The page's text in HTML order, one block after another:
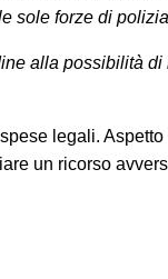
sole forze di
alla possibilità
legali.
un ricorso
la prima
in questo
di
sarà